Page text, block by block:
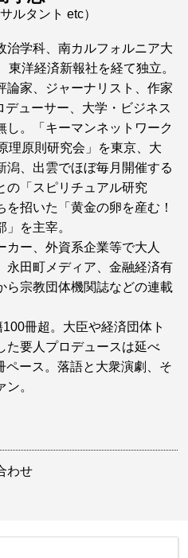
ルタント etc）
治学科、南カルフォルニア大
洋経済新報社を経て独立。
論家、ジャーナリスト、作家
ューサー、大学・ビジネス
し。「キーマンネットワーク
理原則研究会」を東京、大
潟、出雲でほぼ毎月開催する
の「スピリチュアル研究
招いた「黄金の卵を産む！
を主宰。
ー、外資系企業等で大人
永田町メディア、金融経済有
ら宗教団体機関誌などの連載
冊超。大臣や経済団体ト
た要人プロデュースは延べ
ース。落語と大衆演劇、そ
。
わせ